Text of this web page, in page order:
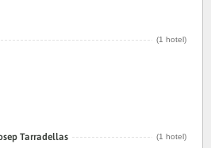
(1 hotel)
Tarradellas (1 hotel)